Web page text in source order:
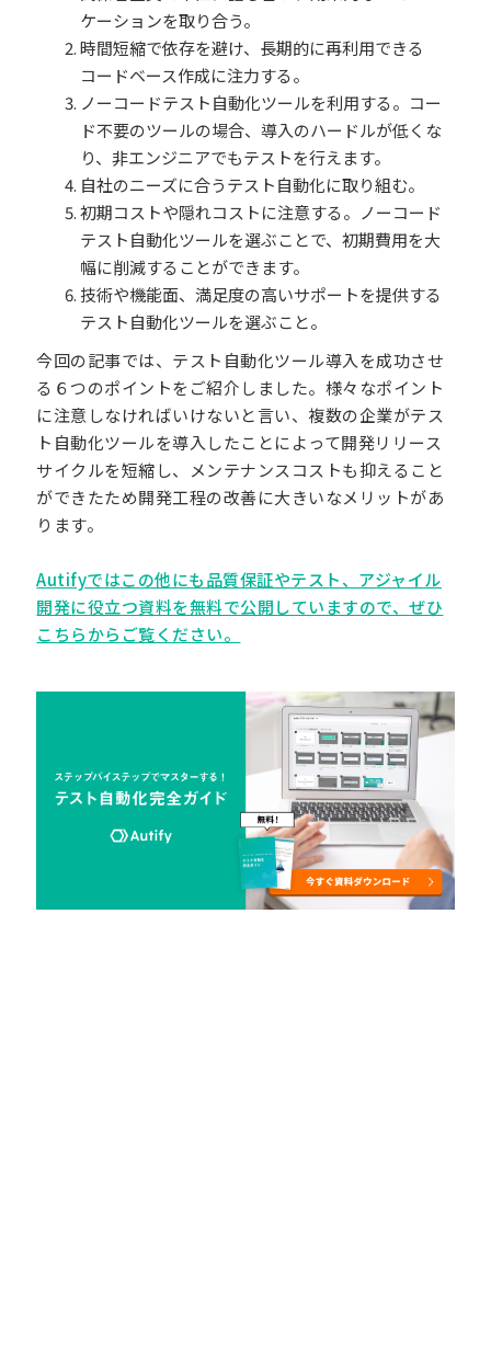
ケーションを取り合う。
時間短縮で依存を避け、長期的に再利用できる
コードベース作成に注力する。
ノーコードテスト自動化ツールを利用する。コー
ド不要のツールの場合、導入のハードルが低くな
り、非エンジニアでもテストを行えます。
自社のニーズに合うテスト自動化に取り組む。
初期コストや隠れコストに注意する。ノーコード
テスト自動化ツールを選ぶことで、初期費用を大
幅に削減することができます。
技術や機能面、満足度の高いサポートを提供する
テスト自動化ツールを選ぶこと。
今回の記事では、テスト自動化ツール導入を成功させ
る６つのポイントをご紹介しました。様々なポイント
に注意しなければいけないと言い、複数の企業がテス
ト自動化ツールを導入したことによって開発リリース
サイクルを短縮し、メンテナンスコストも抑えること
ができたため開発工程の改善に大きいなメリットがあ
ります。
Autifyではこの他にも品質保証やテスト、アジャイル
開発に役立つ資料を無料で公開していますので、ぜひ
こちらからご覧ください。